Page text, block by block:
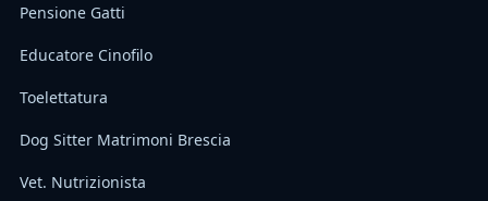
Pensione Gatti
Educatore Cinofilo
Toelettatura
Dog Sitter Matrimoni Brescia
Vet. Nutrizionista